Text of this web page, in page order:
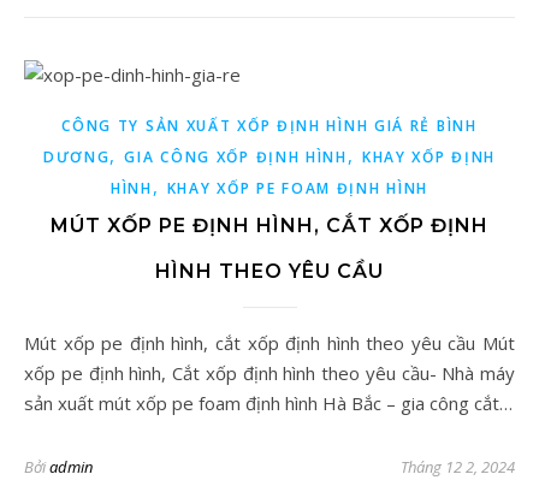
CÔNG TY SẢN XUẤT XỐP ĐỊNH HÌNH GIÁ RẺ BÌNH
DƯƠNG,GIA CÔNG XỐP ĐỊNH HÌNH, KHAY XỐP ĐỊNH
HÌNH, KHAY XỐP PE FOAM ĐỊNH HÌNH
MÚT XỐP PE ĐỊNH HÌNH, CẮT XỐP ĐỊNH
HÌNH THEO YÊU CẦU
Mút xốp pe định hình, cắt xốp định hình theo yêu cầu Mút
xốp pe định hình, Cắt xốp định hình theo yêu cầu- Nhà máy
sản xuất mút xốp pe foam định hình Hà Bắc – gia công cắt…
Bởiadmin Tháng 12 2, 2024